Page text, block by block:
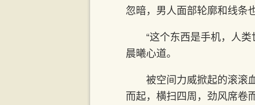
忽暗，男人面部轮廓和线条
“这个东西是手机，人
晨曦心道。
被空间力威掀起的滚滚
而起，横扫四周，劲风席卷